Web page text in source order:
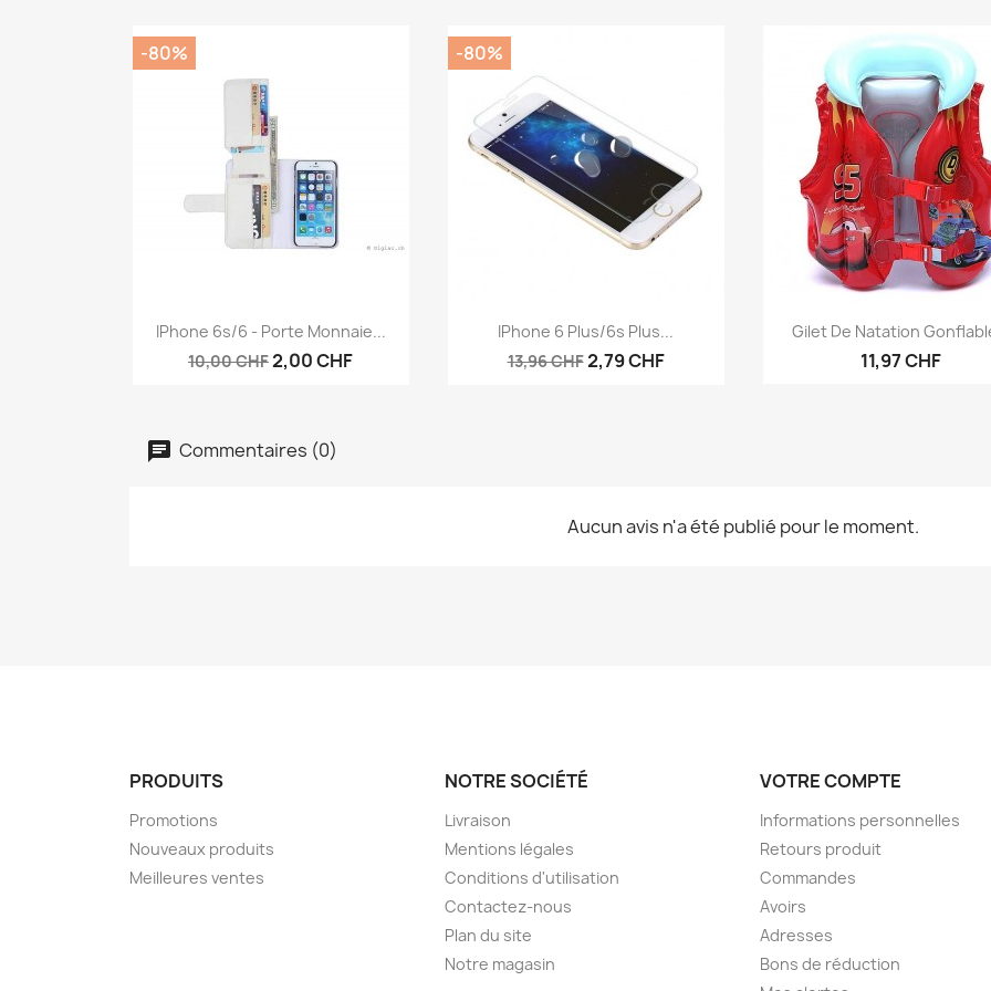
Aperçu rapide
IPhone 6s/6 - Porte Monnaie...
10,00 CHF2,00 CHF
-80%
Aperçu rapide
IPhone 6 Plus/6s Plus...
13,96 CHF2,79 CHF
-80%
 Aperçu rapide
Gilet De Natation
11,97 CHF
Commentaires (0)
Aucun avis n'a été publié pour le moment.
PRODUITS
Promotions
Nouveaux produits
Meilleures ventes
NOTRE SOCIÉTÉ
Livraison
Mentions légales
Conditions d'utilisation
Contactez-nous
Plan du site
Notre magasin
VOTRE COMPTE
Informations personnelles
Retours produit
Commandes
Avoirs
Adresses
Bons de réduction